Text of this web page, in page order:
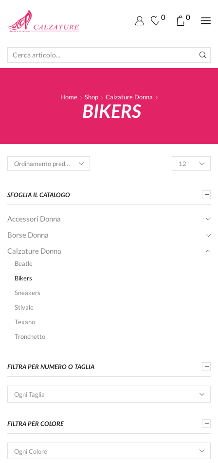
0 0
INPUT
Home Shop Calzature Donna
BIKERS
Products
per
SFOGLIA IL CATALOGO
Accessori Donna
Borse Donna
Calzature Donna
Beatle
Bikers
Sneakers
Stivale
Texano
Tronchetto
FILTRA PER NUMERO O TAGLIA
Ogni Taglia
FILTRA PER COLORE
Ogni Colore